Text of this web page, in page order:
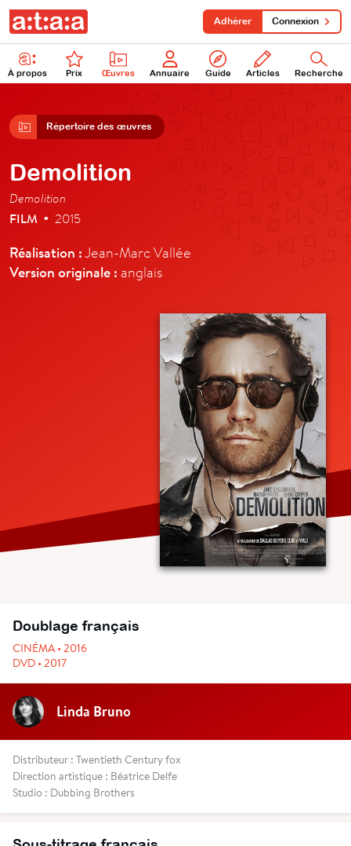
À propos Prix Œuvres Annuaire Guide Articles Recherche
Adhérer Connexion
Répertoire des œuvres
Demolition
Demolition
FILM • 2015
Réalisation :Jean-Marc Vallée
Version originale : anglais
Doublage français
CINÉMA • 2016
DVD • 2017
Linda Bruno
Distributeur : Twentieth Century fox
Direction artistique : Béatrice Delfe
Studio : Dubbing Brothers